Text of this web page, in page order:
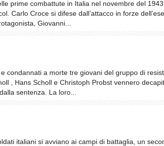
prime combattute in Italia nel novembre del
Carlo Croce si difese dall’attacco in forze
Giovanni...
condannati a morte tre giovani del gruppo di
, Hans Scholl e Christoph Probst vennero
sentenza. La loro...
italiani si avviano ai campi di battaglia, un